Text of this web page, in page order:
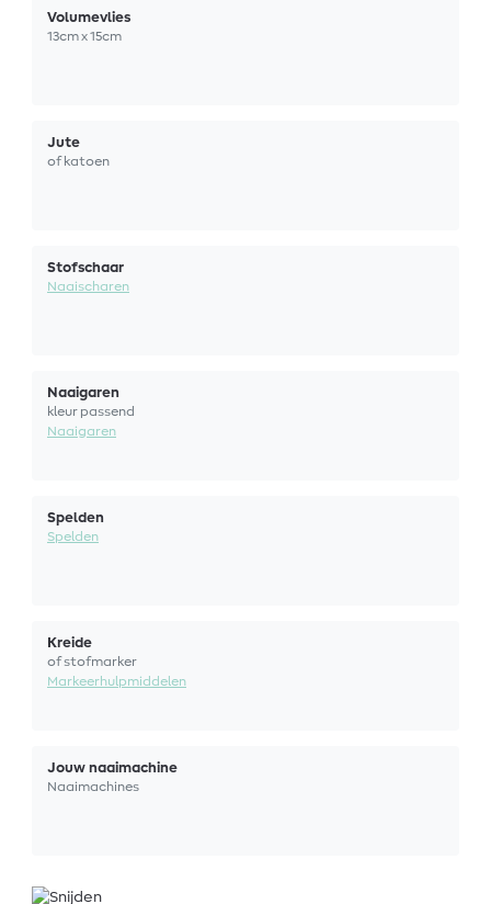
Volumevlies
13cm x 15cm
Jute
of katoen
Stofschaar
Naaischaren
Naaigaren
kleur passend
Naaigaren
Spelden
Spelden
Kreide
of stofmarker
Markeerhulpmiddelen
Jouw naaimachine
Naaimachines